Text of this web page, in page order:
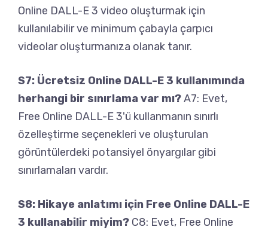
Online DALL-E 3 video oluşturmak için
kullanılabilir ve minimum çabayla çarpıcı
videolar oluşturmanıza olanak tanır.
S7: Ücretsiz Online DALL-E 3 kullanımında
herhangi bir sınırlama var mı?A7: Evet,
Free Online DALL-E 3'ü kullanmanın sınırlı
özelleştirme seçenekleri ve oluşturulan
görüntülerdeki potansiyel önyargılar gibi
sınırlamaları vardır.
S8: Hikaye anlatımı için Free Online DALL-E
3 kullanabilir miyim? C8: Evet, Free Online